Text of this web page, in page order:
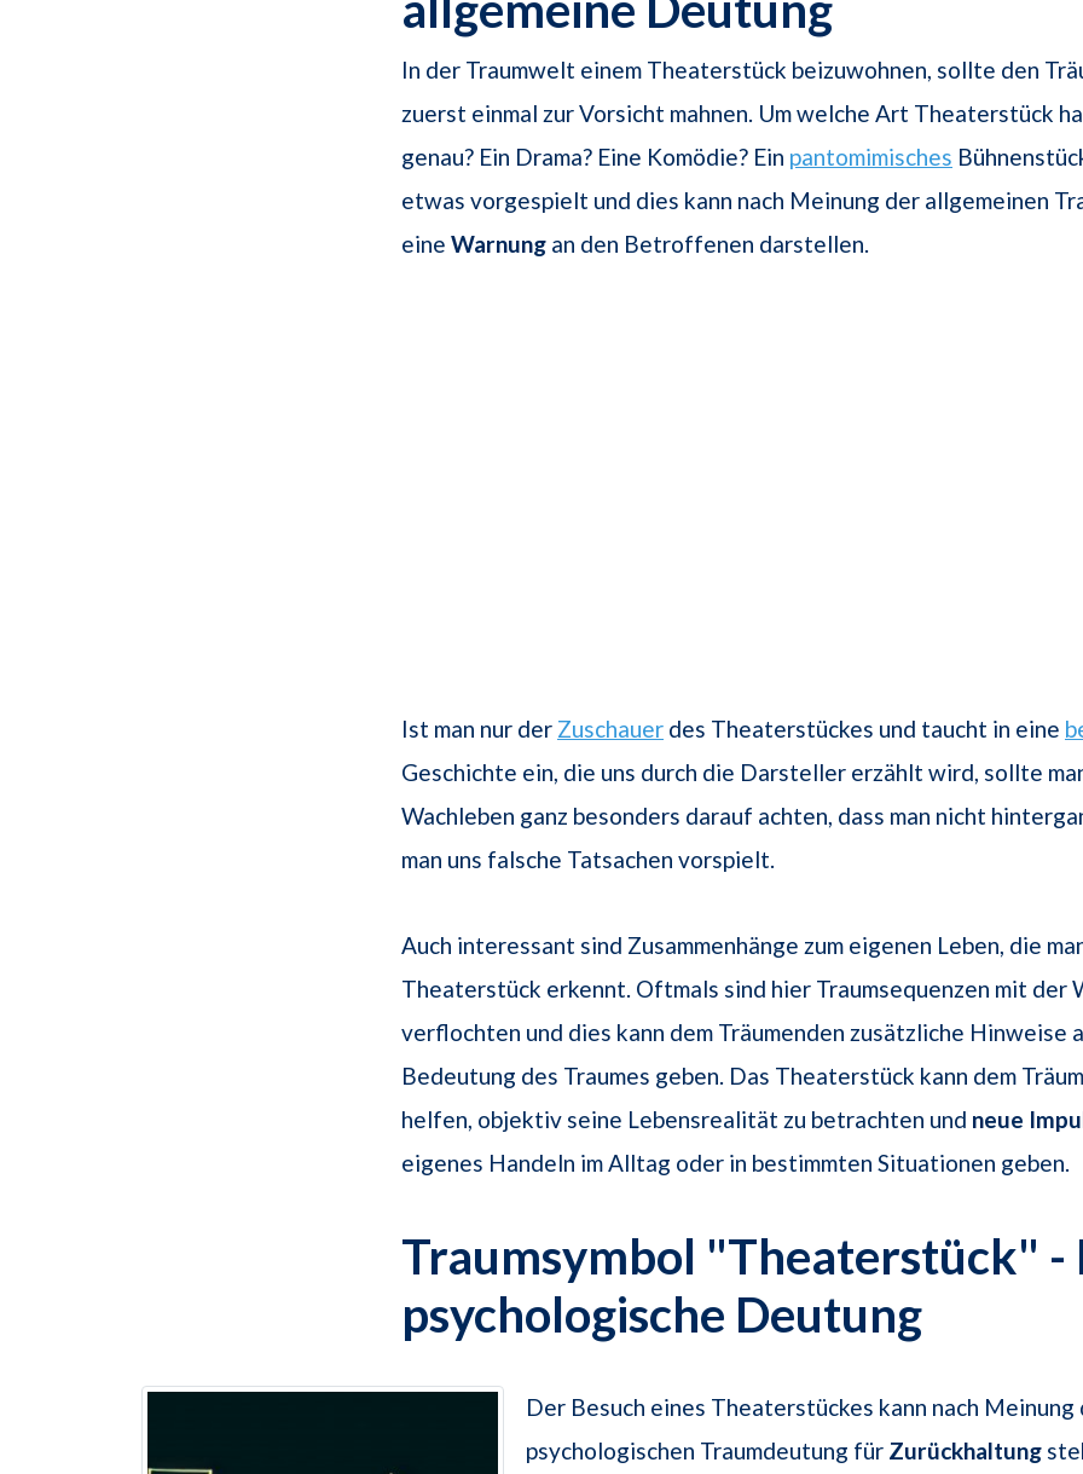
In der Traumwelt einem Theaterstück beizuwohnen, sollte den
zuerst einmal zur Vorsicht mahnen. Um welche Art Theaterstück
genau? Ein Drama? Eine Komödie? Ein pantomimisches
etwas vorgespielt und dies kann nach Meinung der allgemeinen
eine Warnung an den Betroffenen darstellen.
Ist man nur der Zuschauer des Theaterstückes und taucht in eine
Geschichte ein, die uns durch die Darsteller erzählt wird, sollte
Wachleben ganz besonders darauf achten, dass man nicht
man uns falsche Tatsachen vorspielt.
Auch interessant sind Zusammenhänge zum eigenen Leben, die
Theaterstück erkennt. Oftmals sind hier Traumsequenzen mit der
verflochten und dies kann dem Träumenden zusätzliche Hinweise
Bedeutung des Traumes geben. Das Theaterstück kann dem
helfen, objektiv seine Lebensrealität zu betrachten und neue
eigenes Handeln im Alltag oder in bestimmten Situationen geben.
Traumsymbol "Theaterstück" -
psychologische Deutung
Der Besuch eines Theaterstückes kann nach Meinung
psychologischen Traumdeutung für Zurückhaltung